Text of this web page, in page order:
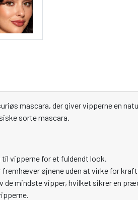
mascara, der giver vipperne en
sorte mascara.
vipperne for et fuldendt look.
øjnene uden at virke for
de mindste vipper, hvilket sikrer en